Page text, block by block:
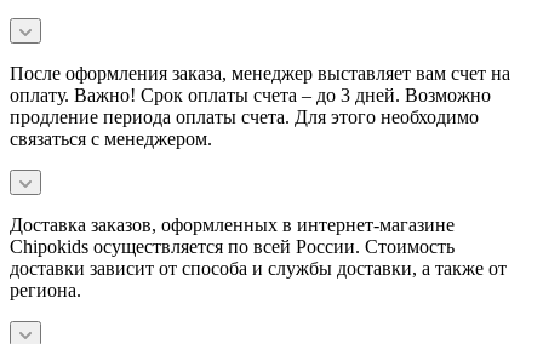
После оформления заказа, менеджер выставляет вам счет на
оплату. Важно! Срок оплаты счета – до 3 дней. Возможно
продление периода оплаты счета. Для этого необходимо
связаться с менеджером.
Доставка заказов, оформленных в интернет-магазине
Chipokids осуществляется по всей России. Стоимость
доставки зависит от способа и службы доставки, а также от
региона.